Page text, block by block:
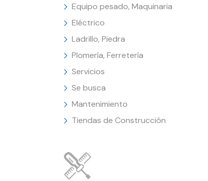
Equipo pesado, Maquinaria
Eléctrico
Ladrillo, Piedra
Plomería, Ferretería
Servicios
Se busca
Mantenimiento
Tiendas de Construcción